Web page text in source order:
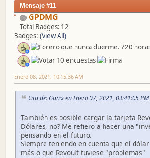
Mensaje #11
GPDMG
Total Badges: 12
Badges: (View All)
Enero 08, 2021, 10:15:36 AM
Cita de: Ganix en Enero 07, 2021, 03:41:05 PM
También es posible cargar la tarjeta
Dólares, no? Me refiero a hacer una
pensando en el futuro.
Siempre teniendo en cuenta que el
más o que Revoult tuviese "problemas"